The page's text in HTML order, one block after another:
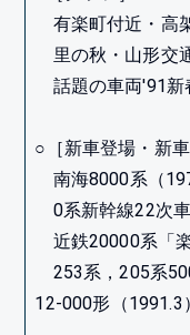
有楽町付近・高
里の秋・山形交
話題の車両'91新
○［新車登場・新車
南海8000系（
0系新幹線22次車
近鉄20000系「
253系，205系
12-000形（1991.3）